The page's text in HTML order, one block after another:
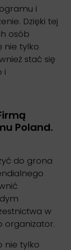
i
Dzięki tej
osób
nie tylko
stać się
i
Poland.
do grona
w
organizator.
nie tylko